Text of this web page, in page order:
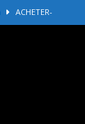
ACHETER-